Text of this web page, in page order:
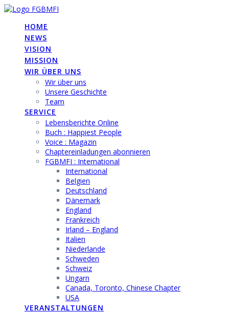
Skip
contentHOME
NEWS
VISION
MISSION
WIR ÜBER UNS
Wir über uns
Unsere Geschichte
Team
SERVICE
Lebensberichte Online
Buch : Happiest People
Voice : Magazin
Chaptereinladungen abonnieren
FGBMFI : International
International
Belgien
Deutschland
Dänemark
England
Frankreich
Irland – England
Italien
Niederlande
Schweden
Schweiz
Ungarn
Canada, Toronto, Chinese Chapter
USA
VERANSTALTUNGEN